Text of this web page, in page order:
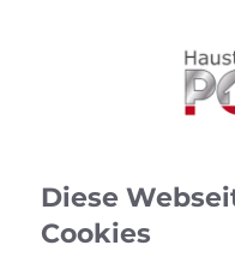
Diese
Cookies